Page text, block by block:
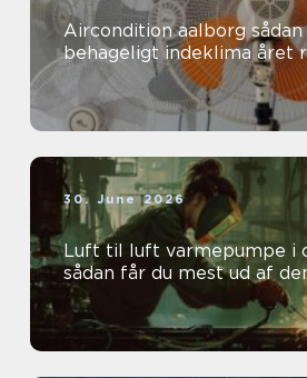
Aircondition aalborg sådan får du et
behageligt indeklima året
30. June 2026
Luft til luft varmepumpe i
sådan får du mest ud af